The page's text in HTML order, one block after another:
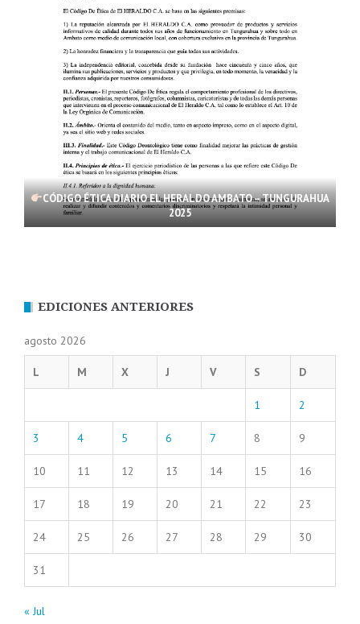
CÓDIGO ÉTICA DIARIO EL HERALDO AMBATO – TUNGURAHUA
2025
EDICIONES ANTERIORES
agosto 2026
L M X J V S D
1 2
3 4 5 6 7 8 9
10 11 12 13 14 15 16
17 18 19 20 21 22 23
24 25 26 27 28 29 30
31
« Jul